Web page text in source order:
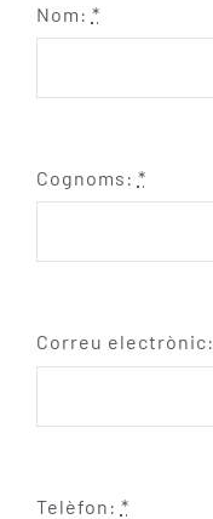
Nom: *
Cognoms: *
Correu electrònic:
Telèfon: *